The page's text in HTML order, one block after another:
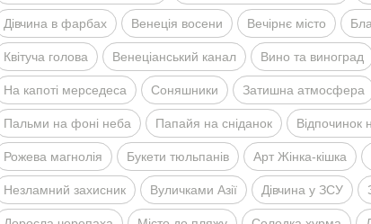
Дiвчина в фарбах Венецiя восени Вечiрнє мiсто
Квiтуча голова Венецiанський канал Вино та виноград
На капотi мерседеса Соняшники Затишна атмосфера
Пальми на фонi неба Папайя на снiданок Вiдпочинок
Рожева магнолiя Букети тюльпанiв Арт Жiнка-кiшка
Незламний захисник Вуличками Азiї Дiвчина у ЗСУ